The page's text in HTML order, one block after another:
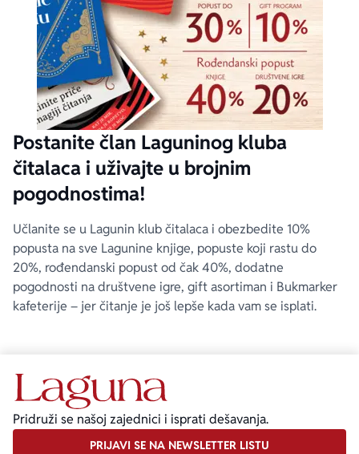
Postanite član Laguninog kluba
čitalaca i uživajte u brojnim
pogodnostima!
Učlanite se u Lagunin klub čitalaca i obezbedite 10%
popusta na sve Lagunine knjige, popuste koji rastu do
20%, rođendanski popust od čak 40%, dodatne
pogodnosti na društvene igre, gift asortiman i Bukmarker
kafeterije – jer čitanje je još lepše kada vam se isplati.
Pridruži se našoj zajednici i isprati dešavanja.
PRIJAVI SE NA NEWSLETTER LISTU